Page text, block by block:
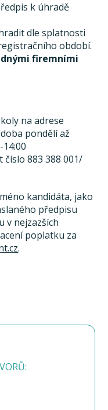
k úhradě
dle splatnosti
období.
firemními
na adrese
pondělí až
883 388 001/
kandidáta, jako
předpisu
v nejzazších
poplatku za
.